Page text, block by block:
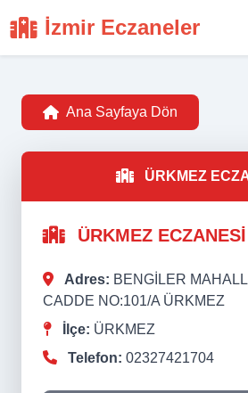
İzmir Eczaneler
Ana Sayfaya Dön
ÜRKMEZ
ÜRKMEZ
Adres: BENGİLER
CADDE NO:101/A ÜRKMEZ
İlçe: ÜRKMEZ
Telefon: 02327421704